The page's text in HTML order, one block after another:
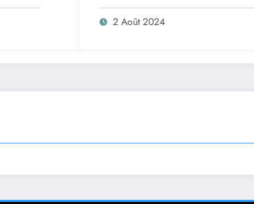
2 Août 2024